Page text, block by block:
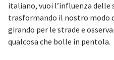
italiano, vuoi l’influenza delle
trasformando il nostro modo
girando per le strade e
qualcosa che bolle in pentola.